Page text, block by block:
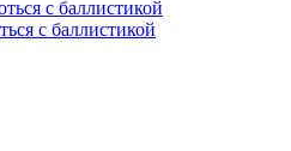
с баллистикой